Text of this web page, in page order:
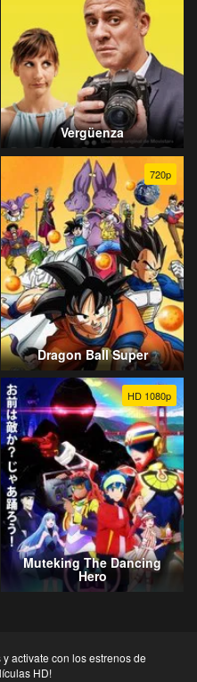
Vergüenza
720p
Dragon Ball Super
HD 1080p
Muteking The Dancing
Hero
activate con los estrenos de
HD!